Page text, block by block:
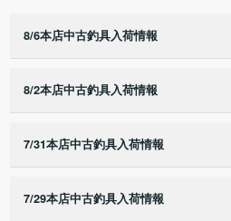
8/6本店中古釣具入荷情報
8/2本店中古釣具入荷情報
7/31本店中古釣具入荷情報
7/29本店中古釣具入荷情報